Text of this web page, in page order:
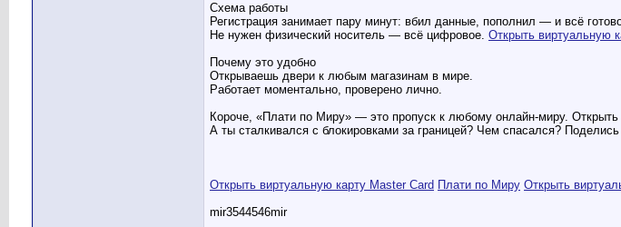
Схема работы
Регистрация занимает пару минут: вбил данные, пополнил — и всё
Не нужен физический носитель — всё цифровое. Открыть виртуальную
Почему это удобно
Открываешь двери к любым магазинам в мире.
Работает моментально, проверено лично.
Короче, «Плати по Миру» — это пропуск к любому онлайн-миру. Открыть
А ты сталкивался с блокировками за границей? Чем спасался?
Открыть виртуальную карту Master Card Плати по Миру Открыть
mir3544546mir